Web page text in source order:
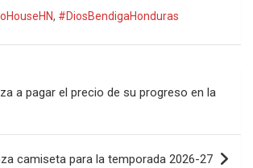
, #DiosBendigaHonduras
a pagar el precio de su progreso en la
camiseta para la temporada 2026-27